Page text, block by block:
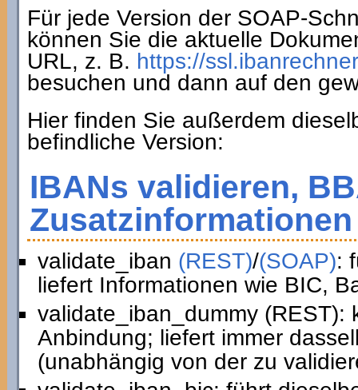
Für jede Version der SOAP-
können Sie die aktuelle
URL, z. B. https://
besuchen und dann auf den
Hier finden Sie außerdem
befindliche Version:
IBANs validieren,
validate_iban (REST)/(SOAP):
liefert Informationen wie BIC,
validate_iban_dummy (REST):
Anbindung; liefert immer
(unabhängig von der zu